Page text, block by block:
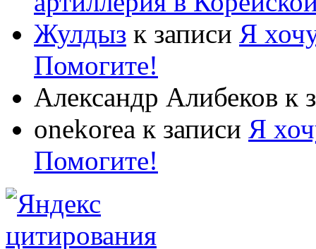
Жулдыз к записи Я
Помогите!
Александр Алибеков к
onekorea к записи Я
Помогите!